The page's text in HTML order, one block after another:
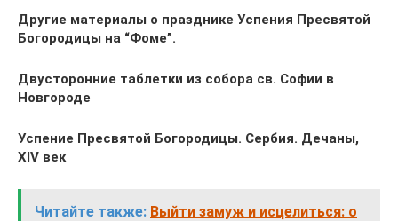
Другие материалы о празднике Успения Пресвятой
Богородицы на “Фоме”.
Двусторонние таблетки из собора св. Софии в
Новгороде
Успение Пресвятой Богородицы. Сербия. Дечаны,
XIV век
Читайте также: Выйти замуж и исцелиться: о